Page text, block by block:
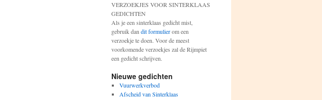
VERZOEKJES VOOR SINTERKLAAS
GEDICHTEN
Als je een sinterklaas gedicht mist,
gebruik dan dit formulierom een
verzoekje te doen. Voor de meest
voorkomende verzoekjes zal de Rijmpiet
een gedicht schrijven.
Nieuwe gedichten
Vuurwerkverbod
Afscheid van Sinterklaas